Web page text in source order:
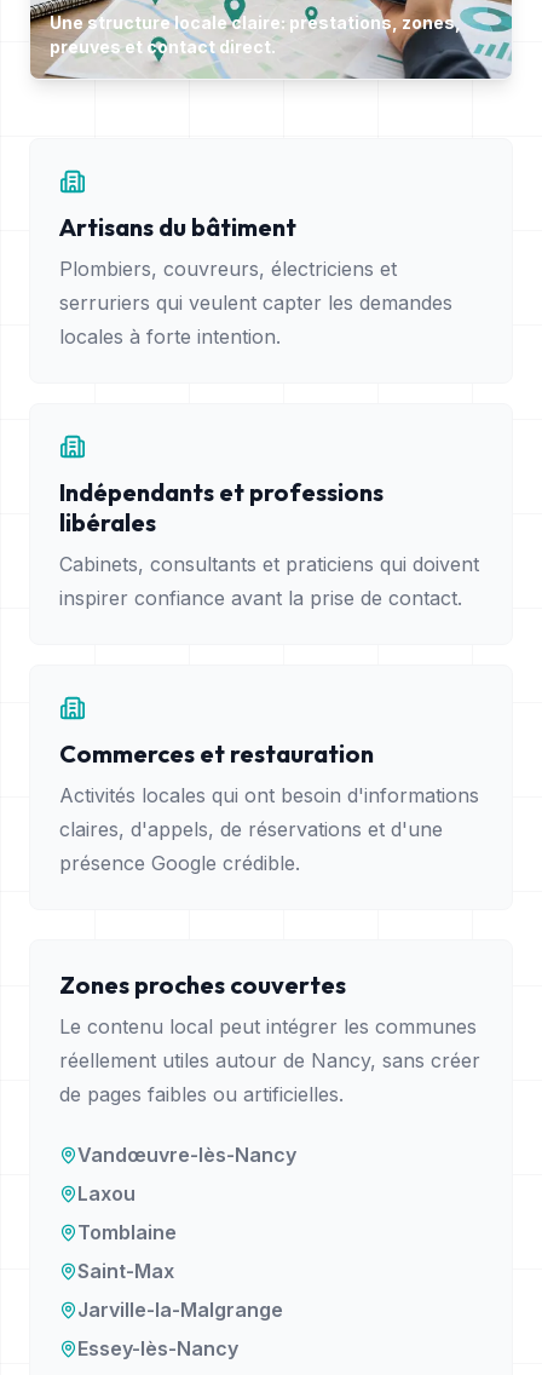
Une structure locale claire: prestations, zones,
preuves et contact direct.
Artisans du bâtiment
Plombiers, couvreurs, électriciens et
serruriers qui veulent capter les demandes
locales à forte intention.
Indépendants et professions
libérales
Cabinets, consultants et praticiens qui doivent
inspirer confiance avant la prise de contact.
Commerces et restauration
Activités locales qui ont besoin d'informations
claires, d'appels, de réservations et d'une
présence Google crédible.
Zones proches couvertes
Le contenu local peut intégrer les communes
réellement utiles autour de Nancy, sans créer
de pages faibles ou artificielles.
Vandœuvre-lès-Nancy
Laxou
Tomblaine
Saint-Max
Jarville-la-Malgrange
Essey-lès-Nancy